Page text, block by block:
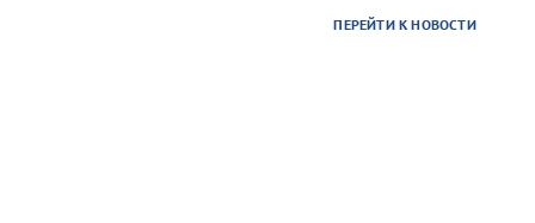
позволяет считать ММПК «Бронка» территорией,
ПЕРЕЙТИ К НОВОСТИ